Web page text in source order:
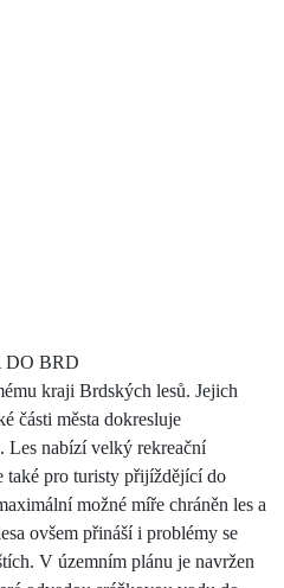
DO BRD
kraji Brdských lesů. Jejich
části města dokresluje
Les nabízí velký rekreační
také pro turisty přijíždějící do
možné míře chráněn les a
ovšem přináší i problémy se
V územním plánu je navržen